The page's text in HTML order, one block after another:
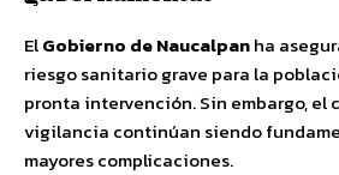
ElGobierno de Naucalpanha
riesgo sanitario grave para la
pronta intervención. Sin embargo, el
vigilancia continúan siendo
mayores complicaciones.